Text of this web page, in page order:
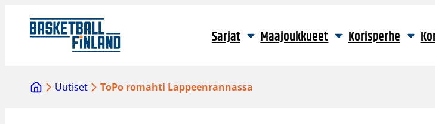
sisältöön
Sarjat Maajoukkueet Korisperhe
Uutiset ToPo romahti Lappeenrannassa